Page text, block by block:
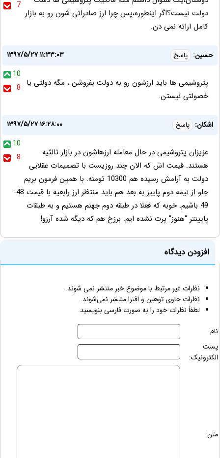
7
دولت نیست؟اگر اینطوره،پس چرا ارز صادراتی شون رو به بازار
کامل ارائه نمی دن.
حسین: پاسخ
۱۳۹۷/۵/۲۷ ۱۱:۳۳:۰۳
10
8
پتروشیمی ها باید ارزشون رو به دولت بفروشن ، مگه دولتی یا
خصولتی نیستن.
اشکان: پاسخ
۱۳۹۷/۵/۲۷ ۱۶:۲۸:۰۰
10
8
عزیزان پتروشیمی در حال معامله ارزهاشون در بازار ثالثیه
هستند. قیمت اش که الان چند روزیست با تصمیمات عقلایی
دولت به آرامش رسیده هم 10300 تومنه. با همین فرمون بریم
جلو از نیمه دوم پاییز به بعد هم باید منتظر ارز رابعیه با قیمت 48-
49 باشیم. خوبه که فعلا در طبقه دوم جهنم هستیم و به طبقات
پایینتر "هنوز" پرت نشده ایم. برزخ هم که دیگه شده آرزو!
افزودن دیدگاه
نظرات غیر مرتبط با موضوع خبر منتشر نمی شوند.
نظرات حاوی توهین و افترا منتشر نمی‌شوند.
لطفاً نظرات خود را به صورت فارسی بنویسید.
نام:
پست
الکترونیک:
متن: